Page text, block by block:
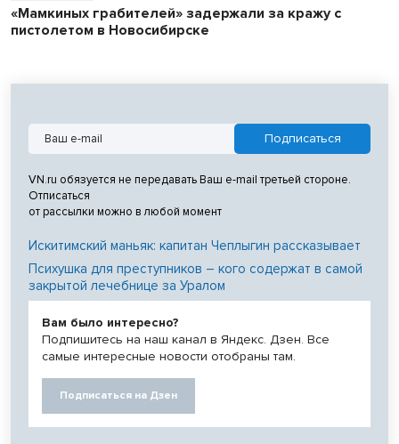
«Мамкиных грабителей» задержали за кражу с
пистолетом в Новосибирске
VN.ru обязуется не передавать Ваш e-mail третьей стороне.
Отписаться
от рассылки можно в любой момент
Искитимский маньяк: капитан Чеплыгин рассказывает
Психушка для преступников – кого содержат в самой
закрытой лечебнице за Уралом
Вам было интересно?
Подпишитесь на наш канал в Яндекс. Дзен. Все
самые интересные новости отобраны там.
Подписаться на Дзен